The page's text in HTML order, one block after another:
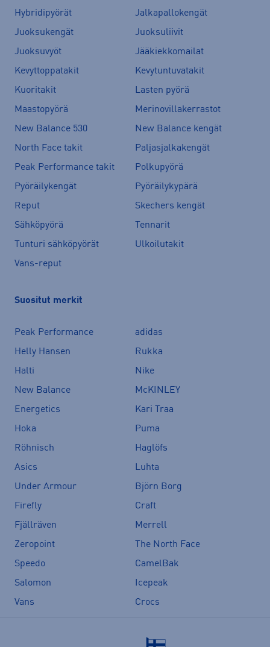
Hybridipyörät
Jalkapallokengät
Juoksukengät
Juoksuliivit
Juoksuvyöt
Jääkiekkomailat
Kevyttoppatakit
Kevytuntuvatakit
Kuoritakit
Lasten pyörä
Maastopyörä
Merinovillakerrastot
New Balance 530
New Balance kengät
North Face takit
Paljasjalkakengät
Peak Performance takit
Polkupyörä
Pyöräilykengät
Pyöräilykypärä
Reput
Skechers kengät
Sähköpyörä
Tennarit
Tunturi sähköpyörät
Ulkoilutakit
Vans-reput
Suositut merkit
Peak Performance
adidas
Helly Hansen
Rukka
Halti
Nike
New Balance
McKINLEY
Energetics
Kari Traa
Hoka
Puma
Röhnisch
Haglöfs
Asics
Luhta
Under Armour
Björn Borg
Firefly
Craft
Fjällräven
Merrell
Zeropoint
The North Face
Speedo
CamelBak
Salomon
Icepeak
Vans
Crocs